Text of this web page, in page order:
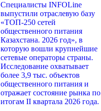
Специалисты INFOLine
выпустили отраслевую базу
«ТОП-250 сетей
общественного питания
Казахстана. 2026 год», в
которую вошли крупнейшие
сетевые операторы страны.
Исследование охватывает
более 3,9 тыс. объектов
общественного питания и
отражает состояние рынка по
итогам II квартала 2026 года.